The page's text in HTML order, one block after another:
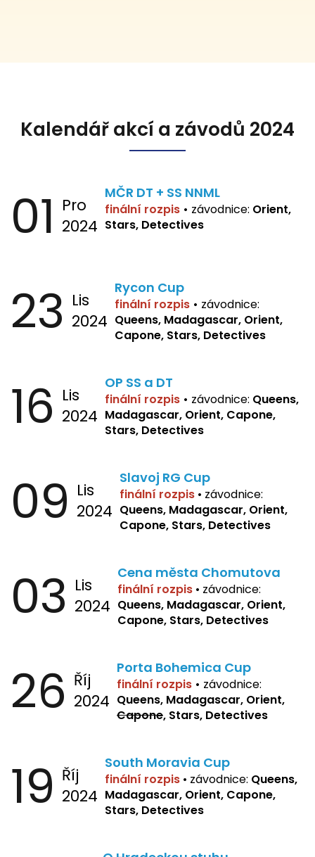
Kalendář akcí a závodů 2024
01 Pro
2024
MČR DT + SS NNML
finální rozpis • závodnice: Orient,
Stars, Detectives
23 Lis
2024
Rycon Cup
finální rozpis • závodnice:
Queens, Madagascar, Orient,
Capone, Stars, Detectives
16 Lis
2024
OP SS a DT
finální rozpis • závodnice: Queens,
Madagascar, Orient, Capone,
Stars, Detectives
09 Lis
2024
Slavoj RG Cup
finální rozpis • závodnice:
Queens, Madagascar, Orient,
Capone, Stars, Detectives
03 Lis
2024
Cena města Chomutova
finální rozpis • závodnice:
Queens, Madagascar, Orient,
Capone, Stars, Detectives
26 Říj
2024
Porta Bohemica Cup
finální rozpis • závodnice:
Queens, Madagascar, Orient,
Capone, Stars, Detectives
19 Říj
2024
South Moravia Cup
finální rozpis • závodnice: Queens,
Madagascar, Orient, Capone,
Stars, Detectives